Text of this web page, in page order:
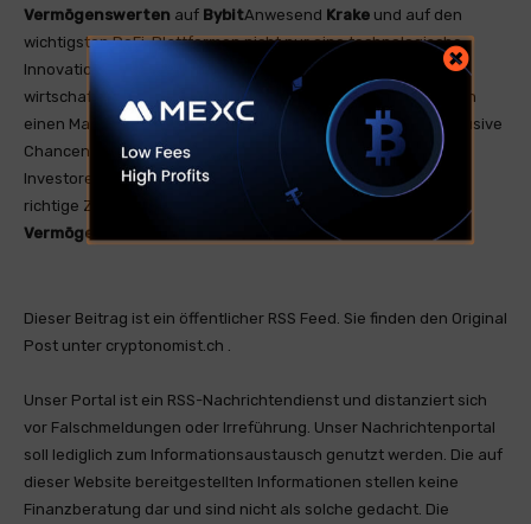
Vermögenswerten auf BybitAnwesend Krake und auf den
wichtigsten DeFi-Plattformen nicht nur eine technologische
Innovation dar, sondern auch einen kulturellen und
wirtschaftlichen Wendepunkt. Die Akteure der Branche bauen
einen Markt auf, der für alle zugänglich ist, in dem zuvor exklusive
Chancen und Werkzeuge zum gemeinsamen Gut werden. Für
Investoren, Entwickler und einfache Neugierige ist jetzt der
richtige Zeitpunkt, um die Potenziale der
Vermögenswerten
Dieser Beitrag ist ein öffentlicher RSS Feed. Sie finden den Original
Post unter cryptonomist.ch .
Unser Portal ist ein RSS-Nachrichtendienst und distanziert sich
vor Falschmeldungen oder Irreführung. Unser Nachrichtenportal
soll lediglich zum Informationsaustausch genutzt werden. Die auf
dieser Website bereitgestellten Informationen stellen keine
Finanzberatung dar und sind nicht als solche gedacht. Die